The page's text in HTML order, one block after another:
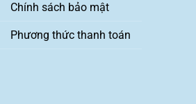
Chính sách bảo mật
Phương thức thanh toán